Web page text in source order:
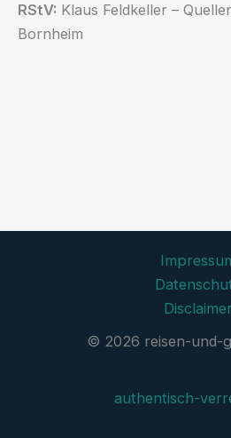
RStV: Klaus Feldkeller –
Bornheim
Disclaimer
© 2026 reisen-und-
authentisch-